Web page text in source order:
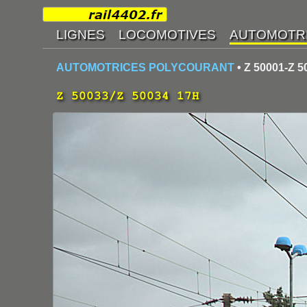
AUTOMOTRICES POLYCOURANT • Z 50001-Z
Z 50033/Z 50034 17H